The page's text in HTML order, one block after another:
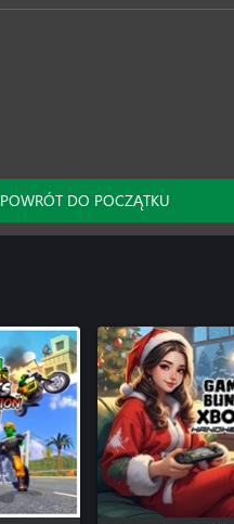
POWRÓT DO POCZĄTKU